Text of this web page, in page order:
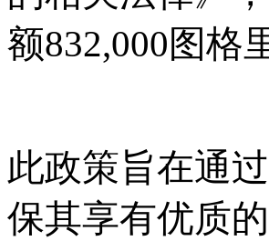
额832,000图格
此政策旨在通
保其享有优质